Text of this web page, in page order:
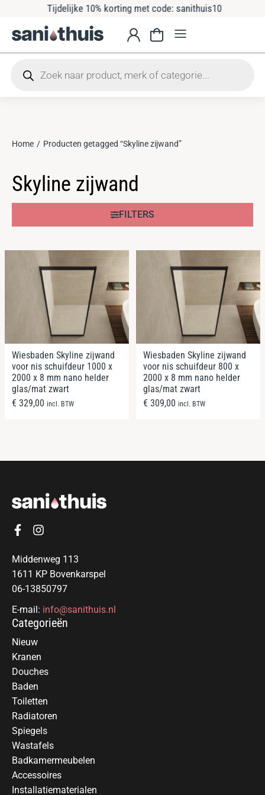
Tijdelijke 10% korting met code: sanithuis10
Je bent hier:
Home Producten getagged “Skyline zijwand”
Skyline zijwand
FILTERS
Wiesbaden Skyline zijwand
voor nis schuifdeur 1000 x
2000 x 8 mm nano helder
glas/mat zwart
€ 329,00 incl. BTW
Wiesbaden Skyline zijwand
voor nis schuifdeur 800 x
2000 x 8 mm nano helder
glas/mat zwart
€ 309,00 incl. BTW
Middenweg 113
1611 KP Bovenkarspel
06-13850797
E-mail: info@sanithuis.nl
Categorieën
Nieuw
Kranen
Douches
Baden
Toiletten
Radiatoren
Spiegels
Wastafels
Badkamermeubelen
Accessoires
Installatiematerialen